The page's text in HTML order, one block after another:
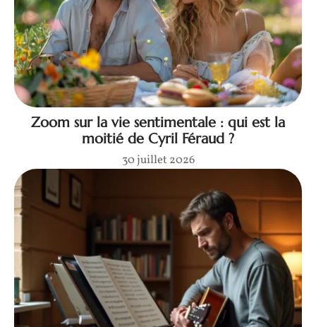
Zoom sur la vie sentimentale : qui est la
moitié de Cyril Féraud ?
30 juillet 2026